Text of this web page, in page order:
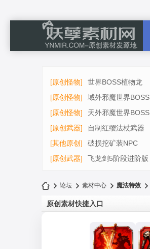
[原创怪物]
世界BOSS植物龙
[原创怪物]
域外邪魔世界BOSS
[原创怪物]
天外邪魔世界BOSS
[原创武器]
自制红缨法杖武器
[其他原创]
破损挖矿装NPC
[原创武器]
飞龙剑5阶段进阶版
论坛 素材中心
›
魔法特效
›
原创素材快捷入口